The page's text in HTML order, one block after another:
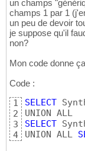
un champs
champs 1 par 1
un peu de devoir
je suppose qu'il
non?
Mon code donne
Code :
1
2
3
4
SELECT
SELECT
UNION ALL